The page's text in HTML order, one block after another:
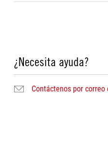
¿Necesita ayuda?
Contáctenos por